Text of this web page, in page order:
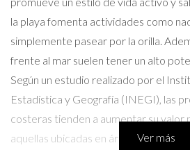
la playa fomenta actividades como
simplemente pasear por la orilla.
frente al mar suelen tener un alto
Según un estudio realizado por el
Estadística y Geografía (INEGI), las
costeras tienden a aumentar su valor
aquellas ubicadas en áreas interiores.
Ver más